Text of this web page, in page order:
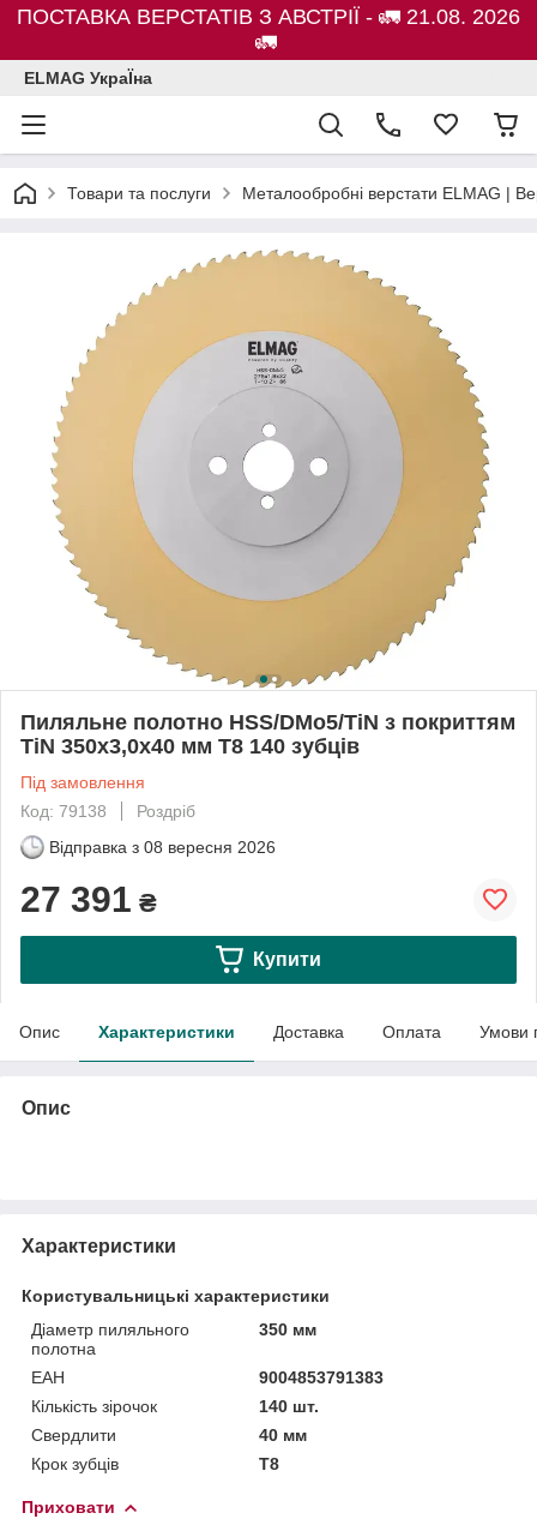
ПОСТАВКА ВЕРСТАТІВ З АВСТРІЇ - 🚛 21.08. 2026
🚛
ELMAG УкраЇна
Товари та послуги Металообробні верстати ELMAG |
Пиляльне полотно HSS/DMo5/TiN з покриттям
TiN 350x3,0x40 мм T8 140 зубців
Під замовлення
Код: 79138
Роздріб
Відправка з 08 вересня 2026
27 391 ₴
Купити
Опис Характеристики Доставка Оплата Умови
Опис
Характеристики
Користувальницькі характеристики
Діаметр пиляльного
полотна
350 мм
ЕАН
9004853791383
Кількість зірочок
140 шт.
Свердлити
40 мм
Крок зубців
Т8
Приховати